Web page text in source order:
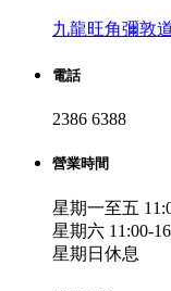
九龍旺角彌敦
電話
2386 6388
營業時間
星期一至五
星期六 11:00-
星期日休息